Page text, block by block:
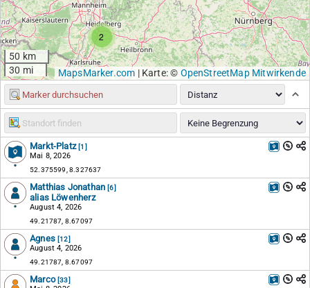
2
50 km
30 mi
MapsMarker.com |Karte: © OpenStreetMap Mitwirkende
Markt-Platz [1]
Mai 8, 2026
52.375599, 8.327637
Matthias Jonathan [6]
alias Löwenherz
August 4, 2026
49.21787, 8.67097
Agnes [12]
August 4, 2026
49.21787, 8.67097
Marco [33]